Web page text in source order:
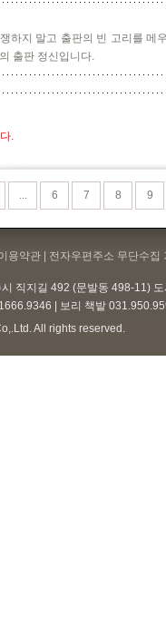
하지 말고 출판의 빈 고리를 메
출판 정신입니다.
.
6 7 8 9
용약관 | 전자우편주소 무단수집
직지길 492 (문발동 498-11)
| 보리 책밭
All rights reserved.